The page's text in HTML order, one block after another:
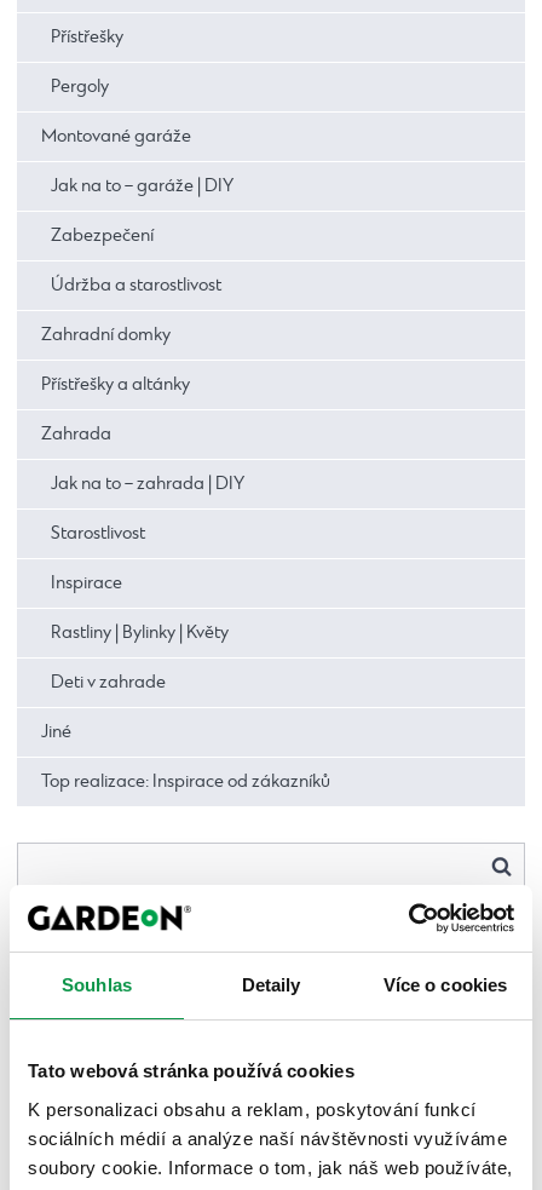
Souhlas Detaily Více o cookies
Tato webová stránka používá cookies
K personalizaci obsahu a reklam, poskytování funkcí
sociálních médií a analýze naší návštěvnosti využíváme
soubory cookie. Informace o tom, jak náš web používáte,
Přístřešky
Pergoly
Montované garáže
Jak na to – garáže | DIY
Zabezpečení
Údržba a starostlivost
Zahradní domky
Přístřešky a altánky
Zahrada
Jak na to – zahrada | DIY
Starostlivost
Inspirace
Rastliny | Bylinky | Květy
Deti v zahrade
Jiné
Top realizace: Inspirace od zákazníků